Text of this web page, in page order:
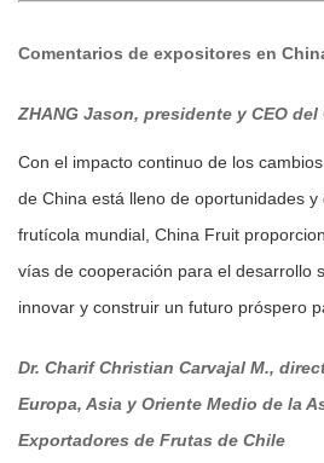
Comentarios de expositores en
ZHANG Jason, presidente y CEO
Con el impacto continuo de los
de China está lleno de oportunidades
frutícola mundial, China Fruit
vías de cooperación para el desarrollo
innovar y construir un futuro próspero
Dr. Charif Christian Carvajal M., d
Europa, Asia y Oriente Medio de la
Exportadores de Frutas de Chile